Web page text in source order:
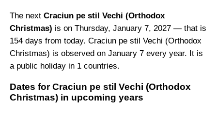
The next Craciun pe stil Vechi (Orthodox
Christmas) is on Thursday, January 7, 2027 — that is
154 days from today. Craciun pe stil Vechi (Orthodox
Christmas) is observed on January 7 every year. It is
a public holiday in 1 countries.
Dates for Craciun pe stil Vechi (Orthodox
Christmas) in upcoming years